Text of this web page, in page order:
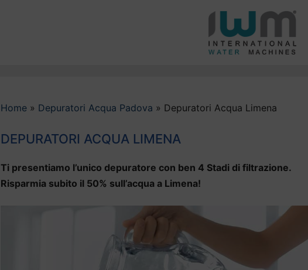
Home » Depuratori Acqua Padova » Depuratori Acqua Limena
DEPURATORI ACQUA LIMENA
Ti presentiamo l’unico depuratore con ben 4 Stadi di filtrazione.
Risparmia subito il 50% sull’acqua a Limena!